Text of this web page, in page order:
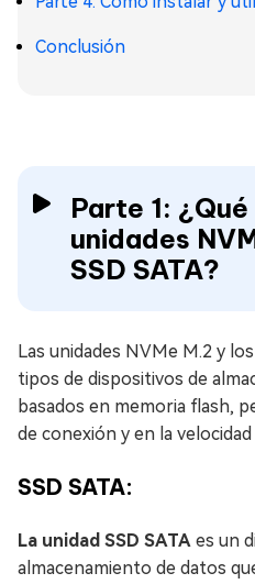
Conclusión
Parte 1:
unidades
SSD SATA?
Las unidades NVMe M.2 y
tipos de dispositivos de
basados en memoria flash,
de conexión y en la
SSD SATA:
La unidad SSD SATA es un
almacenamiento de datos